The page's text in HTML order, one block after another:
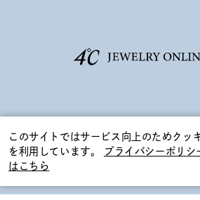
絞
このサイトではサービス向上のためクッ
を利用しています。
プライバシーポリシ
はこちら